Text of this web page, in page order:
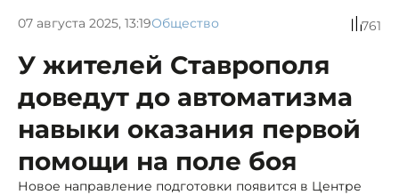
07 августа 2025, 13:19Общество 761
У жителей Ставрополя
доведут до автоматизма
навыки оказания первой
помощи на поле боя
Новое направление подготовки появится в Центре